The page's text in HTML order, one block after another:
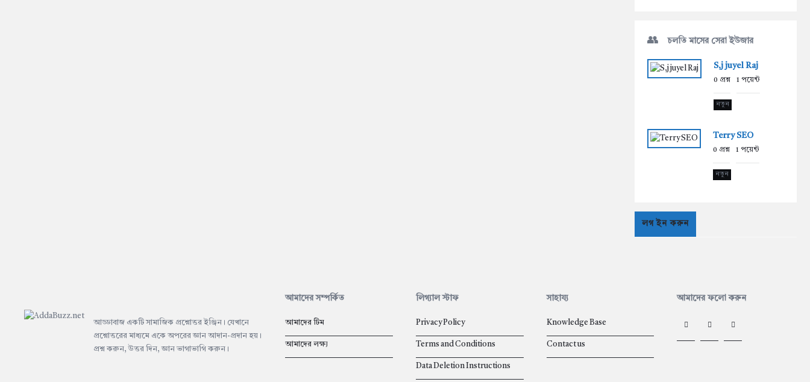
চলতি মাসের সেরা ইউজার
S,j juyel Raj
0 প্রশ্ন 1 পয়েন্ট
নতুন
Terry SEO
0 প্রশ্ন 1 পয়েন্ট
নতুন
লগ ইন করুন
আড্ডাবাজ একটি সামাজিক প্রশ্নোত্তর ইঞ্জিন। যেখানে
প্রশ্নোত্তরের মাধ্যমে একে অপরের জ্ঞান আদান-প্রদান হয়।
প্রশ্ন করুন, উত্তর দিন, জ্ঞান ভাগাভাগি করুন।
আমাদের সম্পর্কিত
আমাদের টিম
আমাদের লক্ষ্য
লিগ্যাল স্টাফ
Privacy Policy
Terms and Conditions
Data Deletion Instructions
সাহায্য
Knowledge Base
Contact us
আমাদের ফলো করুন